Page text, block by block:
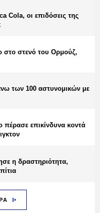
Cola, οι επιδόσεις της
στο στενό του Ορμούζ,
των 100 αστυνομικών με
πέρασε επικίνδυνα κοντά
η δραστηριότητα,